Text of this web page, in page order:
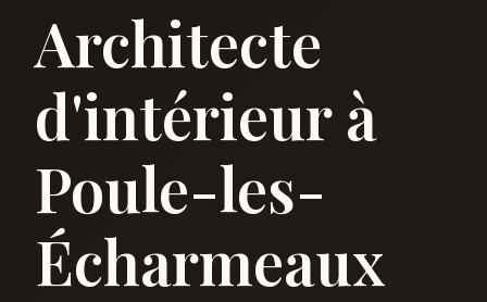
Architecte
d'intérieur à
Poule-les-
Écharmeaux